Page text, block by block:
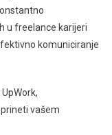
u freelance karijeri
komuniciranje
vašem